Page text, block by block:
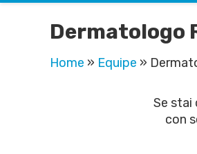
Dermatologo
Home » Equipe »
Se stai
con